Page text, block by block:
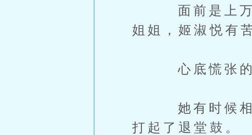
面前是上万士
姐姐，姬淑悦有
心底慌张的
她有时候相当
打起了退堂鼓。